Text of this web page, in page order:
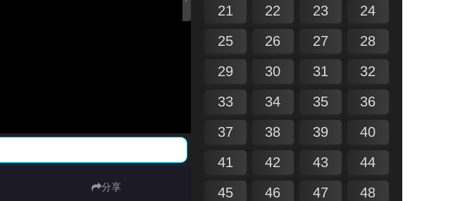
分享
21
22 23
24
25
26 27
28
29
30 31
32
33
34 35
36
37
38 39
40
41
42 43
44
45
46 47
48